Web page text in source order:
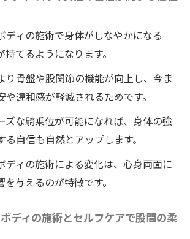
イルドボディの施術によるボディ
イルドボディの施術が女性らしい
高める理由
を両立させる整体院ワイルドボデ
の活用法
ワイルドボディの施術で自分らしい
磨く秘訣
かす柔軟な股関節づくりの極意
イルドボディで学ぶ柔軟な股関節
イルドボディの施術と日常動作の
ディの施術で身体がしなやかになる
てるようになります。
り骨盤や股関節の機能が向上し、今ま
違和感が軽減されるためです。
ズな騎乗位が可能になれば、身体の強
る自信も自然とアップします。
ディの施術による変化は、心身両面に
与えるのが特徴です。
ディの施術とセルフケアで股間の柔